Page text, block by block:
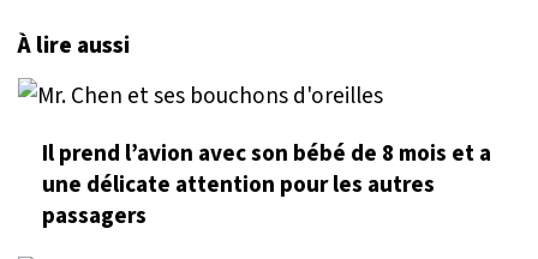
À lire aussi
Il prend l’avion avec son bébé de 8 mois et a
une délicate attention pour les autres
passagers